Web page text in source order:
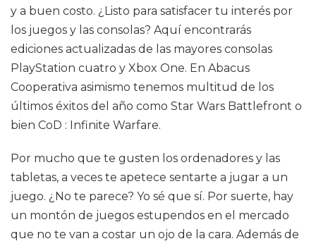
y a buen costo. ¿Listo para satisfacer tu interés por
los juegos y las consolas? Aquí encontrarás
ediciones actualizadas de las mayores consolas
PlayStation cuatro y Xbox One. En Abacus
Cooperativa asimismo tenemos multitud de los
últimos éxitos del año como Star Wars Battlefront o
bien CoD : Infinite Warfare.
Por mucho que te gusten los ordenadores y las
tabletas, a veces te apetece sentarte a jugar a un
juego. ¿No te parece? Yo sé que sí. Por suerte, hay
un montón de juegos estupendos en el mercado
que no te van a costar un ojo de la cara. Además de